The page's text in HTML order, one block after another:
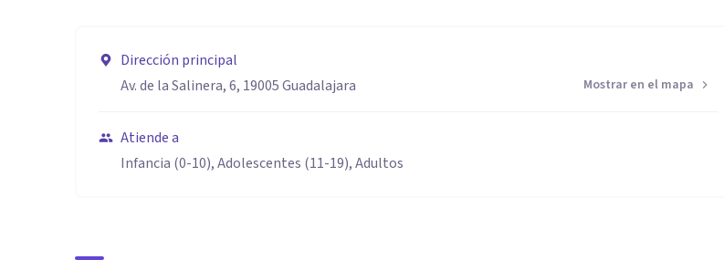
Dirección principal
Av. de la Salinera, 6, 19005 Guadalajara
Mostrar en el mapa
Atiende a
Infancia (0-10), Adolescentes (11-19), Adultos